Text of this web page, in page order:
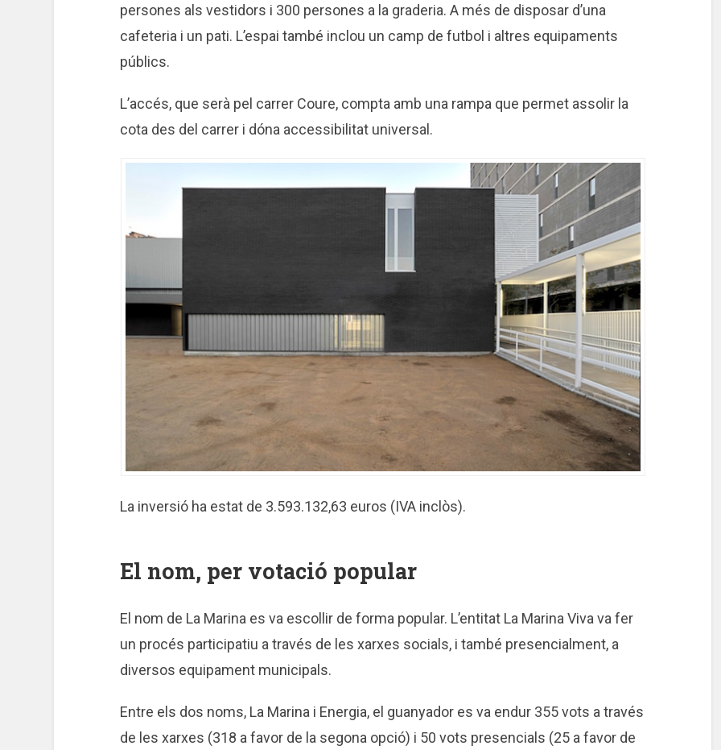
persones als vestidors i 300 persones a la graderia. A més de disposar d’una
cafeteria i un pati. L’espai també inclou un camp de futbol i altres equipaments
públics.
L’accés, que serà pel carrer Coure, compta amb una rampa que permet assolir la
cota des del carrer i dóna accessibilitat universal.
La inversió ha estat de 3.593.132,63 euros (IVA inclòs).
El nom, per votació popular
El nom de La Marina es va escollir de forma popular. L’entitat La Marina Viva va fer
un procés participatiu a través de les xarxes socials, i també presencialment, a
diversos equipament municipals.
Entre els dos noms, La Marina i Energia, el guanyador es va endur 355 vots a través
de les xarxes (318 a favor de la segona opció) i 50 vots presencials (25 a favor de